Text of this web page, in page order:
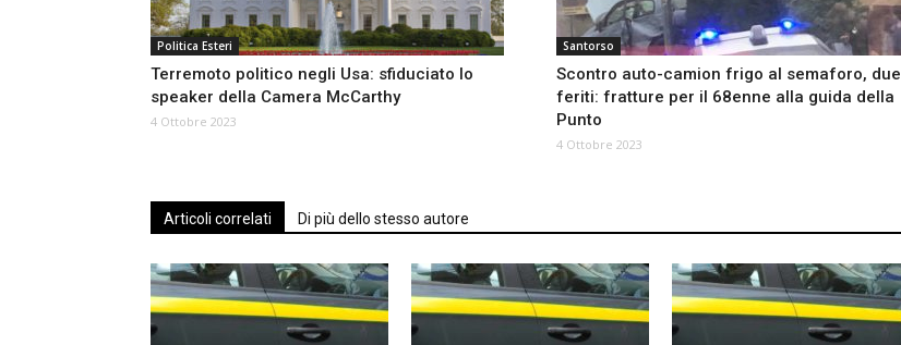
Politica Esteri
Terremoto politico negli Usa: sfiduciato lo
speaker della Camera McCarthy
4 Ottobre 2023
Santorso
Scontro auto-camion frigo al semaforo, due
feriti: fratture per il 68enne alla guida della
Punto
4 Ottobre 2023
Articoli correlati Di più dello stesso autore